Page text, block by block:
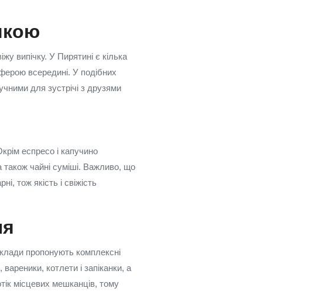
випічку. У Пирятині є кілька
всередині. У подібних
для зустрічі з друзями
еспресо і капучино
також чайні суміші. Важливо, що
тож якість і свіжість
пропонують комплексні
котлети і запіканки, а
місцевих мешканців, тому